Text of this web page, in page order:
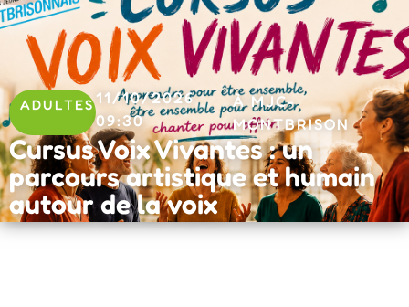
ADULTES11/10/2026
09:30
À MJC-
MONTBRISON
Cursus Voix Vivantes : un
parcours artistique et humain
autour de la voix